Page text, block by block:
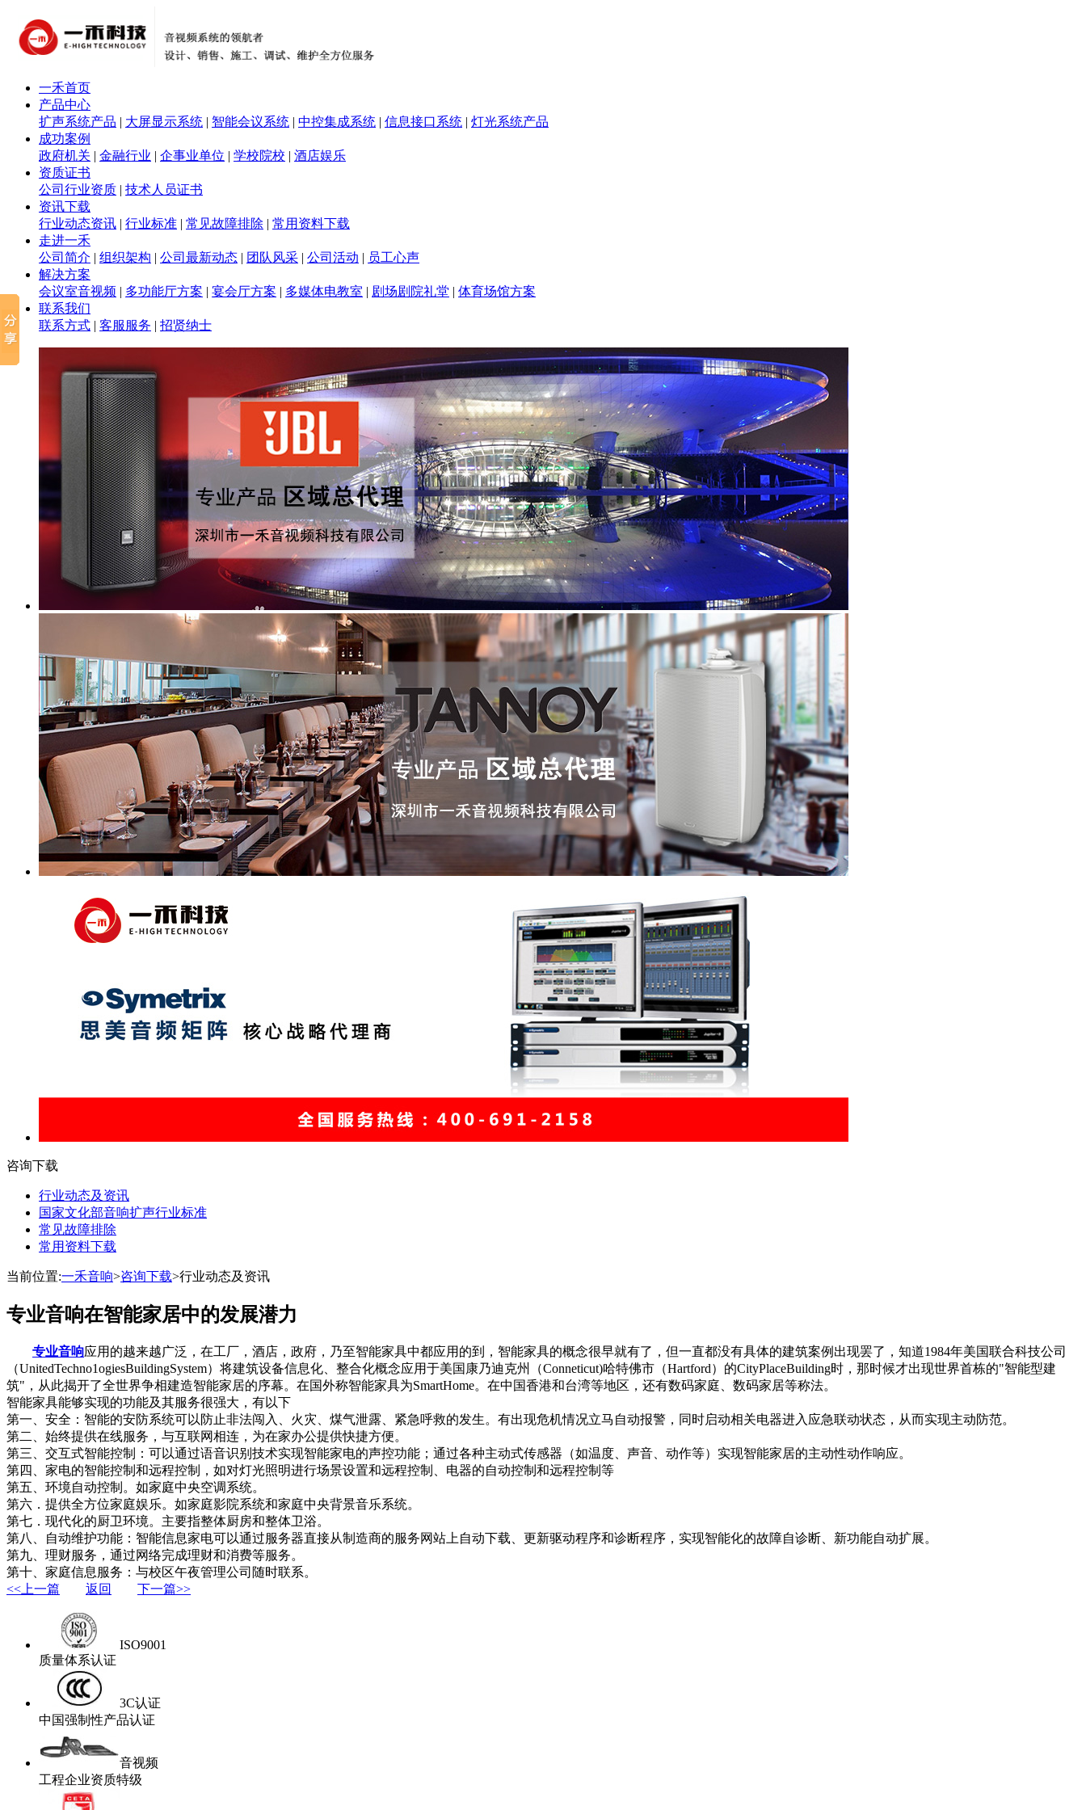
一禾首页
产品中心
扩声系统产品 | 大屏显示系统 | 智能会议系统 | 中控集成系统 | 信息接口系统 | 灯光系统产品
成功案例
政府机关 | 金融行业 | 企事业单位 | 学校院校 | 酒店娱乐
资质证书
公司行业资质 | 技术人员证书
资讯下载
行业动态资讯 | 行业标准 | 常见故障排除 | 常用资料下载
走进一禾
公司简介 | 组织架构 | 公司最新动态 | 团队风采 | 公司活动 | 员工心声
解决方案
会议室音视频 | 多功能厅方案 | 宴会厅方案 | 多媒体电教室 | 剧场剧院礼堂 | 体育场馆方案
联系我们
联系方式 | 客服服务 | 招贤纳士
咨询下载
行业动态及资讯
国家文化部音响扩声行业标准
常见故障排除
常用资料下载
当前位置:一禾音响>咨询下载>行业动态及资讯
专业音响在智能家居中的发展潜力
专业音响应用的越来越广泛，在工厂，酒店，政府，乃至智能家具中都应用的到，智能家具的概念很早就有了，但一直都没有具体的建筑案例出现罢了，知道1984年美国联合科技公司
（UnitedTechno1ogiesBuildingSystem）将建筑设备信息化、整合化概念应用于美国康乃迪克州（Conneticut)哈特佛市（Hartford）的CityPlaceBuilding时，那时候才出现世界首栋的"智能型建
筑"，从此揭开了全世界争相建造智能家居的序幕。在国外称智能家具为SmartHome。在中国香港和台湾等地区，还有数码家庭、数码家居等称法。
智能家具能够实现的功能及其服务很强大，有以下
第一、安全：智能的安防系统可以防止非法闯入、火灾、煤气泄露、紧急呼救的发生。有出现危机情况立马自动报警，同时启动相关电器进入应急联动状态，从而实现主动防范。
第二、始终提供在线服务，与互联网相连，为在家办公提供快捷方便。
第三、交互式智能控制：可以通过语音识别技术实现智能家电的声控功能；通过各种主动式传感器（如温度、声音、动作等）实现智能家居的主动性动作响应。
第四、家电的智能控制和远程控制，如对灯光照明进行场景设置和远程控制、电器的自动控制和远程控制等
第五、环境自动控制。如家庭中央空调系统。
第六．提供全方位家庭娱乐。如家庭影院系统和家庭中央背景音乐系统。
第七．现代化的厨卫环境。主要指整体厨房和整体卫浴。
第八、自动维护功能：智能信息家电可以通过服务器直接从制造商的服务网站上自动下载、更新驱动程序和诊断程序，实现智能化的故障自诊断、新功能自动扩展。
第九、理财服务，通过网络完成理财和消费等服务。
第十、家庭信息服务：与校区午夜管理公司随时联系。
<<上一篇
返回 下一篇>>
ISO9001
质量体系认证
3C认证
中国强制性产品认证
音视频
工程企业资质特级